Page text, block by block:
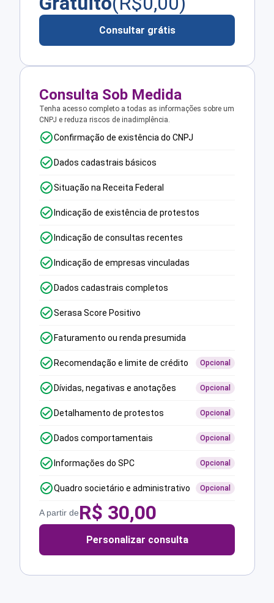
Consultar grátis
Consulta Sob Medida
Tenha acesso completo a todas as informações sobre um
CNPJ e reduza riscos de inadimplência.
Confirmação de existência do CNPJ
Dados cadastrais básicos
Situação na Receita Federal
Indicação de existência de protestos
Indicação de consultas recentes
Indicação de empresas vinculadas
Dados cadastrais completos
Serasa Score Positivo
Faturamento ou renda presumida
Recomendação e limite de crédito Opcional
Dívidas, negativas e anotações Opcional
Detalhamento de protestos Opcional
Dados comportamentais Opcional
Informações do SPC Opcional
Quadro societário e administrativo Opcional
A partir deR$ 30,00
Personalizar consulta